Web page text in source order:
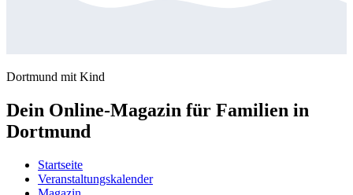
Dortmund mit Kind
Dein Online-Magazin für Familien in
Dortmund
Startseite
Veranstaltungskalender